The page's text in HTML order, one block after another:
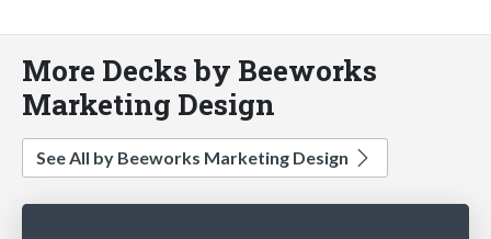
More Decks by Beeworks
Marketing Design
See All by Beeworks Marketing Design